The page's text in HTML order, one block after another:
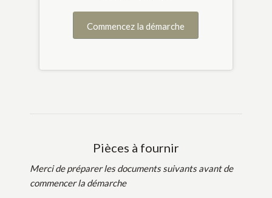
Commencez la démarche
Pièces à fournir
Merci de préparer les documents suivants avant de
commencer la démarche